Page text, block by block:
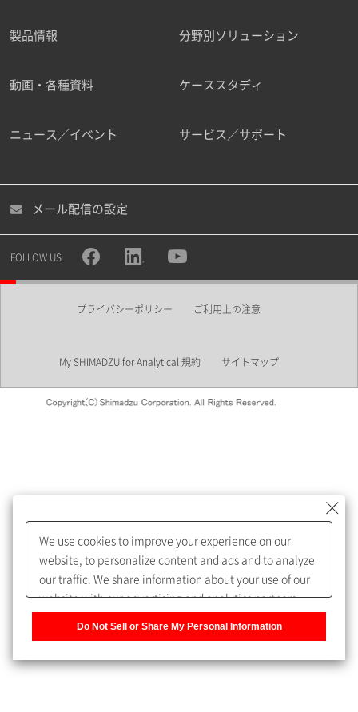
ご勤務先
職種
所属部署
めします。
My SHIMADZU for Analyticalへ登録いただくと、技術情報や
取扱説明書・Webinarなどの閲覧ができます。
うになります。
製品情報 分野別ソリューション
動画・各種資料 ケーススタディ
ニュース／イベント サービス／サポート
メール配信の設定
FOLLOW US
プライバシーポリシー ご利用上の注意
My SHIMADZU for Analytical 規約 サイトマップ
We use cookies to improve your experience on our
website, to personalize content and ads and to analyze
our traffic. We share information about your use of our
website with our advertising and analytics partners,
Do Not Sell or Share My Personal Information